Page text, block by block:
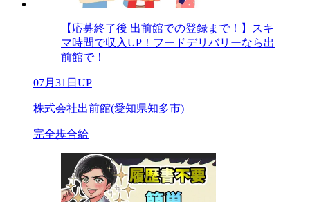
【応募終了後 出前館での登録まで！】スキ
マ時間で収入UP！フードデリバリーなら出
前館で！
07月31日UP
株式会社出前館(愛知県知多市)
完全歩合給